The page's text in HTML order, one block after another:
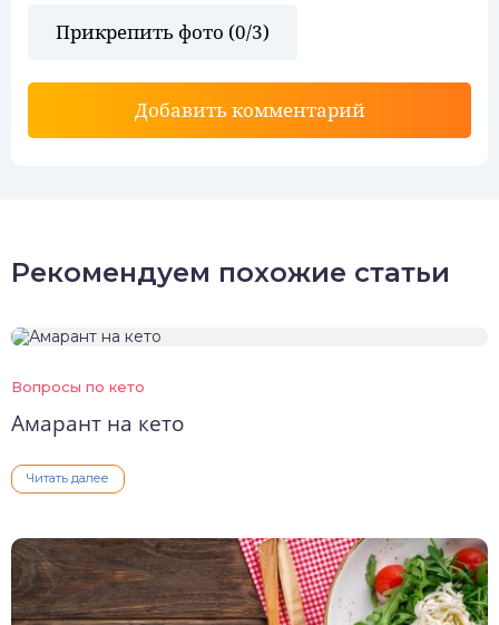
Прикрепить фото (0/3)
Добавить комментарий
Рекомендуем похожие статьи
Вопросы по кето
Амарант на кето
Читать далее